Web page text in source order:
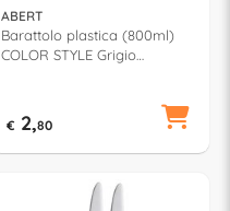
ABERT
Barattolo plastica (800ml)
COLOR STYLE Grigio
€ 2,80